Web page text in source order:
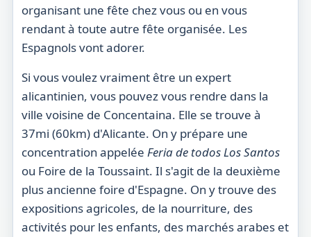
organisant une fête chez vous ou en vous
rendant à toute autre fête organisée. Les
Espagnols vont adorer.
Si vous voulez vraiment être un expert
alicantinien, vous pouvez vous rendre dans la
ville voisine de Concentaina. Elle se trouve à
37mi (60km) d'Alicante. On y prépare une
concentration appelée Feria de todos Los Santos
ou Foire de la Toussaint. Il s'agit de la deuxième
plus ancienne foire d'Espagne. On y trouve des
expositions agricoles, de la nourriture, des
activités pour les enfants, des marchés arabes et